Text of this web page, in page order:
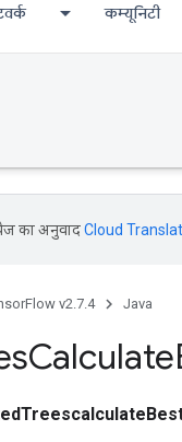
कम्यूनिटी
का अनुवादCloud
v2.7.4 Java
Calculate